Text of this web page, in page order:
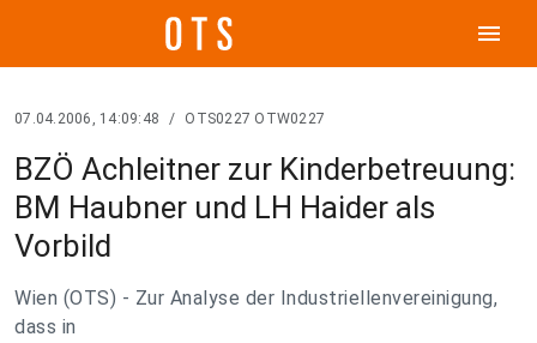
menu
07.04.2006, 14:09:48 / OTS0227 OTW0227
BZÖ Achleitner zur Kinderbetreuung:
BM Haubner und LH Haider als
Vorbild
Wien (OTS) - Zur Analyse der Industriellenvereinigung,
dass in